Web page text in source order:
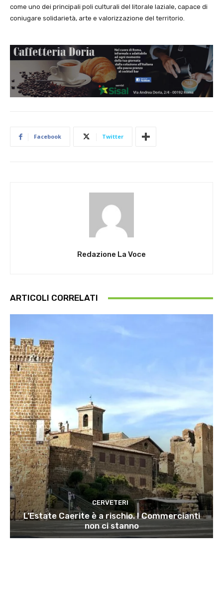
come uno dei principali poli culturali del litorale laziale, capace di
coniugare solidarietà, arte e valorizzazione del territorio.
Facebook Twitter
Redazione La Voce
ARTICOLI CORRELATI
CERVETERI
L’Estate Caerite è a rischio. I Commercianti
non ci stanno